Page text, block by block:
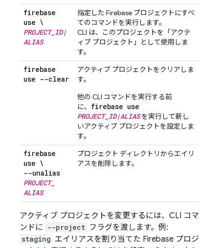
firebase
use \
PROJECT_ ID|
ALIAS
指定した Firebase プロジェクトにすべ
てのコマンドを実行します。
CLI は、このプロジェクトを「アクテ
ィブ プロジェクト」として使用しま
す。
firebase
use --clear
アクティブ プロジェクトをクリアしま
す。
他の CLI コマンドを実行する前
に、 firebase use
PROJECT_ID|ALIASを実行して新し
いアクティブ プロジェクトを設定しま
す。
firebase
use \
--unalias
PROJECT_
ALIAS
プロジェクト ディレクトリからエイリ
アスを削除します。
アクティブ プロジェクトを変更するには、CLI コマ
ンドに --project フラグを渡します。例:
staging エイリアスを割り当てた Firebase プロジ